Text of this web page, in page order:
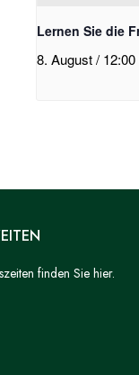
Lernen Sie die
8. August /
finden Sie hier.